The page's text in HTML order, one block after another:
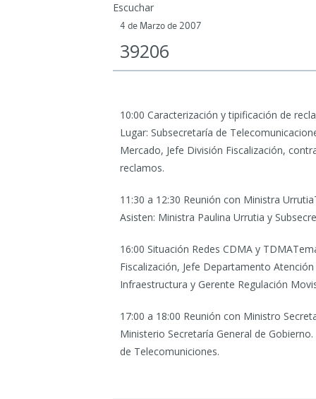
Escuchar
4 de Marzo de 2007
39206
10:00 Caracterización y tipificación de
Lugar: Subsecretaría de
Mercado, Jefe División Fiscalización,
reclamos.
11:30 a 12:30 Reunión con Ministra Urrutia
Asisten: Ministra Paulina Urrutia y
16:00 Situación Redes CDMA y TDMA
Fiscalización, Jefe Departamento
Infraestructura y Gerente Regulación
17:00 a 18:00 Reunión con Ministro
Ministerio Secretaría General de
de Telecomuniciones.